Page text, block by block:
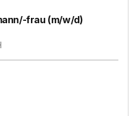
frau (m/w/d)